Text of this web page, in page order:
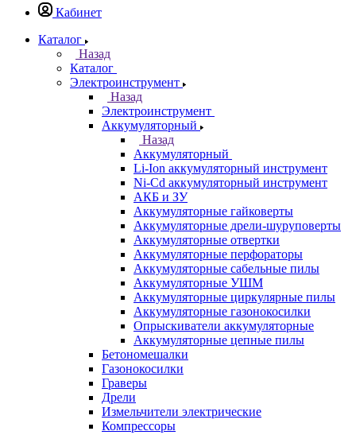
Кабинет
Каталог
Назад
Каталог
Электроинструмент
Назад
Электроинструмент
Аккумуляторный
Назад
Аккумуляторный
Li-Ion аккумуляторный инструмент
Ni-Cd аккумуляторный инструмент
АКБ и ЗУ
Аккумуляторные гайковерты
Аккумуляторные дрели-шуруповерты
Аккумуляторные отвертки
Аккумуляторные перфораторы
Аккумуляторные сабельные пилы
Аккумуляторные УШМ
Аккумуляторные циркулярные пилы
Аккумуляторные газонокосилки
Опрыскиватели аккумуляторные
Аккумуляторные цепные пилы
Бетономешалки
Газонокосилки
Граверы
Дрели
Измельчители электрические
Компрессоры